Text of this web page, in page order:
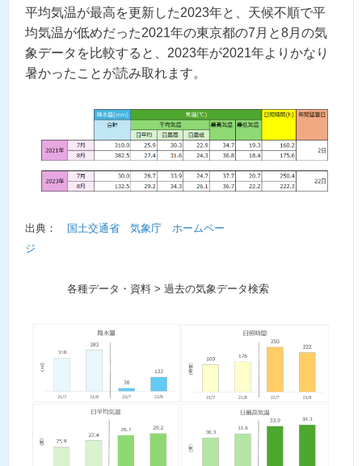
平均気温が最高を更新した2023年と、天候不順で平
均気温が低めだった2021年の東京都の7月と8月の気
象データを比較すると、2023年が2021年よりかなり
暑かったことが読み取れます。
出典： 国土交通省 気象庁 ホームペー
ジ
各種データ・資料 > 過去の気象データ検索